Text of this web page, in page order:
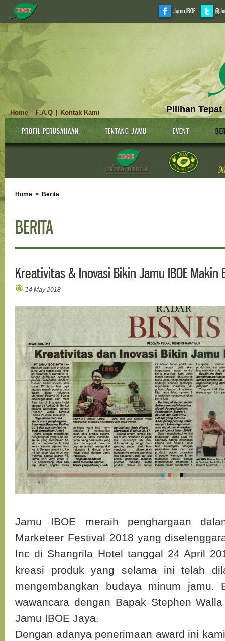
Jamu IBOE
Pilihan Tepat
Home |F.A.Q Kontak Kami
PROFIL PERUSAHAAN TENTANG JAMU EVENT
Home > Berita
BERITA
Kreativitas & Inovasi Bikin Jamu IBOE Makin
14 May 2018
Jamu IBOE meraih penghargaan
Marketeer Festival 2018 yang
Inc di Shangrila Hotel tanggal 24 April
kreasi produk yang selama ini telah
mengembangkan budaya minum jamu.
wawancara dengan Bapak Stephen
Jamu IBOE Jaya.
Dengan adanya penerimaan award ini